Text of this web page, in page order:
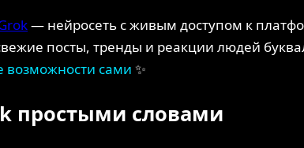
— нейросеть с живым доступом к
посты, тренды и реакции людей
возможности сами ✨
простыми словами